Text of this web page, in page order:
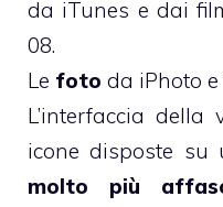
da iTunes e dai
08.
Le foto da iPhoto e
L’interfaccia
icone disposte su
molto più